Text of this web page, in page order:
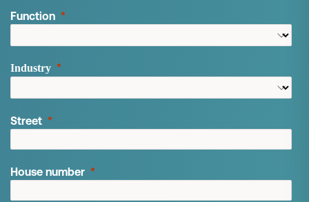
Function
Industry
Street
House number